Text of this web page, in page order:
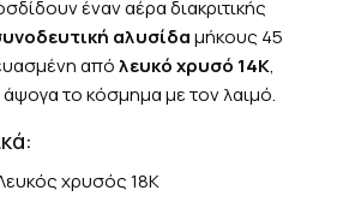
έναν αέρα διακριτικής
αλυσίδαμήκους 45
απόλευκό χρυσό 14K,
το κόσμημα με τον λαιμό.
χρυσός 18K